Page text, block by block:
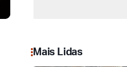
Mais Lidas